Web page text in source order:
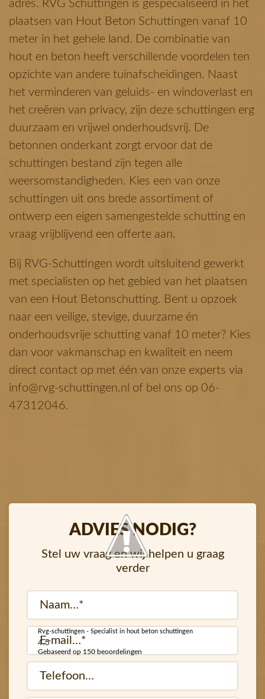
adres. RVG Schuttingen is gespecialiseerd in het
plaatsen van Hout Beton Schuttingen vanaf 10
meter in het gehele land. De combinatie van
hout en beton heeft verschillende voordelen ten
opzichte van andere tuinafscheidingen. Naast
het verminderen van geluids- en windoverlast en
het creëren van privacy, zijn deze schuttingen erg
duurzaam en vrijwel onderhoudsvrij. De
betonnen onderkant zorgt ervoor dat de
schuttingen bestand zijn tegen alle
weersomstandigheden. Kies een van onze
schuttingen uit ons brede assortiment of
ontwerp een eigen samengestelde schutting en
vraag vrijblijvend een offerte aan.
Bij RVG-Schuttingen wordt uitsluitend gewerkt
met specialisten op het gebied van het plaatsen
van een Hout Betonschutting. Bent u opzoek
naar een veilige, stevige, duurzame én
onderhoudsvrije schutting vanaf 10 meter? Kies
dan voor vakmanschap en kwaliteit en neem
direct contact op met één van onze experts via
info@rvg-schuttingen.nl of bel ons op 06-
47312046.
ADVIES NODIG?
Stel uw vraag en wij helpen u graag
verder
Naam
(Vereist)
mail
(Vereist)
Telefoon…
(Vereist)
Rvg-schuttingen - Specialist in hout beton schuttingen
4.5
Gebaseerd op 150 beoordelingen